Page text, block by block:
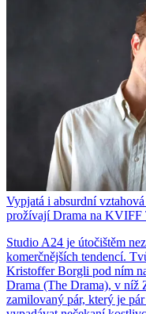
Vypjatá i absurdní
prožívají Drama na
Studio A24 je útočištěm
komerčnějších tendencí.
Kristoffer Borgli pod ním
Drama (The Drama), v níž
zamilovaný pár, který je